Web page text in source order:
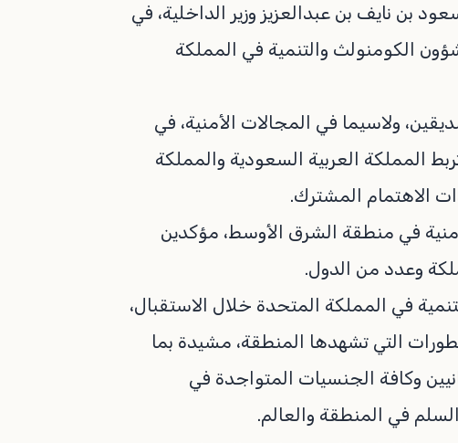
بن نايف بن عبدالعزيز وزير الداخلية، في
الكومنولث والتنمية في المملكة
ولاسيما في المجالات الأمنية، في
المملكة العربية السعودية والمملكة
الاهتمام المشترك.
في منطقة الشرق الأوسط، مؤكدين
وعدد من الدول.
في المملكة المتحدة خلال الاستقبال،
التي تشهدها المنطقة، مشيدة بما
وكافة الجنسيات المتواجدة في
في المنطقة والعالم.